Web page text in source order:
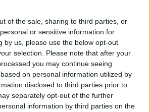
of the sale, sharing to third parties, or
or sensitive information for
by us, please use the below opt-out
selection. Please note that after your
you may continue seeing
on personal information utilized by
disclosed to third parties prior to
separately opt-out of the further
information by third parties on the
Corner Leben Liebe Freude und
der Beitrag #1406
in,